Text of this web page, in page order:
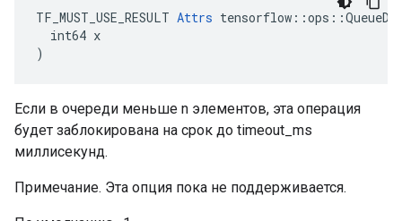
TF_MUST_USE_RESULT Attrs
  int64 x
)
Если в очереди меньше n элементов, эта операция
будет заблокирована на срок до timeout_ms
миллисекунд.
Примечание. Эта опция пока не поддерживается.